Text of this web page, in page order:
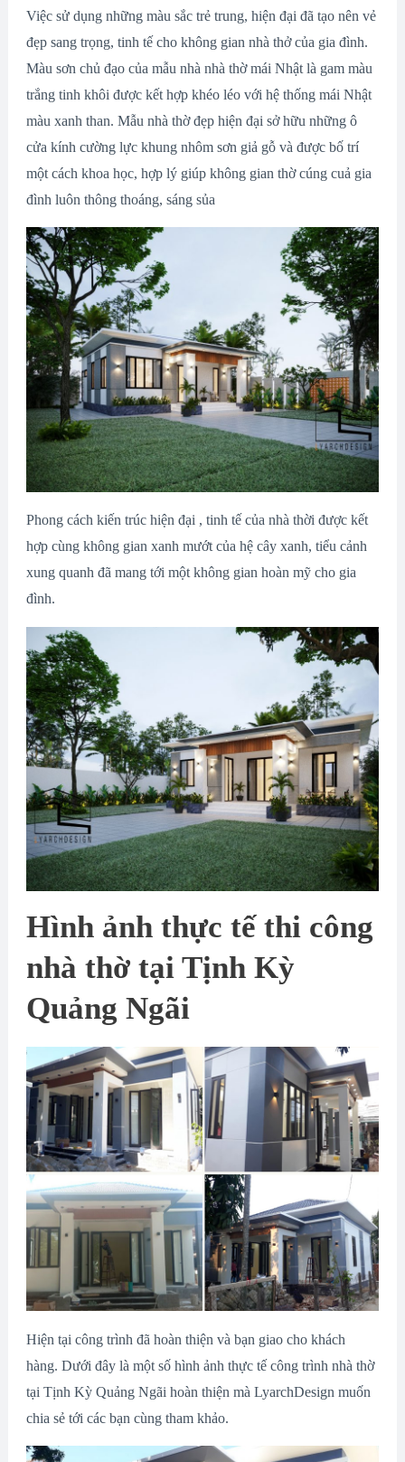
Việc sử dụng những màu sắc trẻ trung, hiện đại đã tạo nên vẻ
đẹp sang trọng, tinh tế cho không gian nhà thở của gia đình.
Màu sơn chủ đạo của mẫu nhà nhà thờ mái Nhật là gam màu
trắng tinh khôi được kết hợp khéo léo với hệ thống mái Nhật
màu xanh than. Mẫu nhà thờ đẹp hiện đại sở hữu những ô
cửa kính cường lực khung nhôm sơn giả gỗ và được bố trí
một cách khoa học, hợp lý giúp không gian thờ cúng cuả gia
đình luôn thông thoáng, sáng sủa
Phong cách kiến trúc hiện đại , tinh tế của nhà thời được kết
hợp cùng không gian xanh mướt của hệ cây xanh, tiểu cảnh
xung quanh đã mang tới một không gian hoàn mỹ cho gia
đình.
Hình ảnh thực tế thi công
nhà thờ tại Tịnh Kỳ
Quảng Ngãi
Hiện tại công trình đã hoàn thiện và bạn giao cho khách
hàng. Dưới đây là một số hình ảnh thực tế công trình nhà thờ
tại Tịnh Kỳ Quảng Ngãi hoàn thiện mà LyarchDesign muốn
chia sẻ tới các bạn cùng tham khảo.